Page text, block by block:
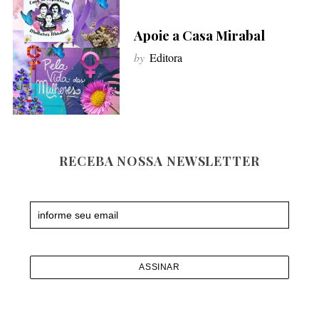
f
o
r
:
Apoie a Casa Mirabal
by Editora
RECEBA NOSSA NEWSLETTER